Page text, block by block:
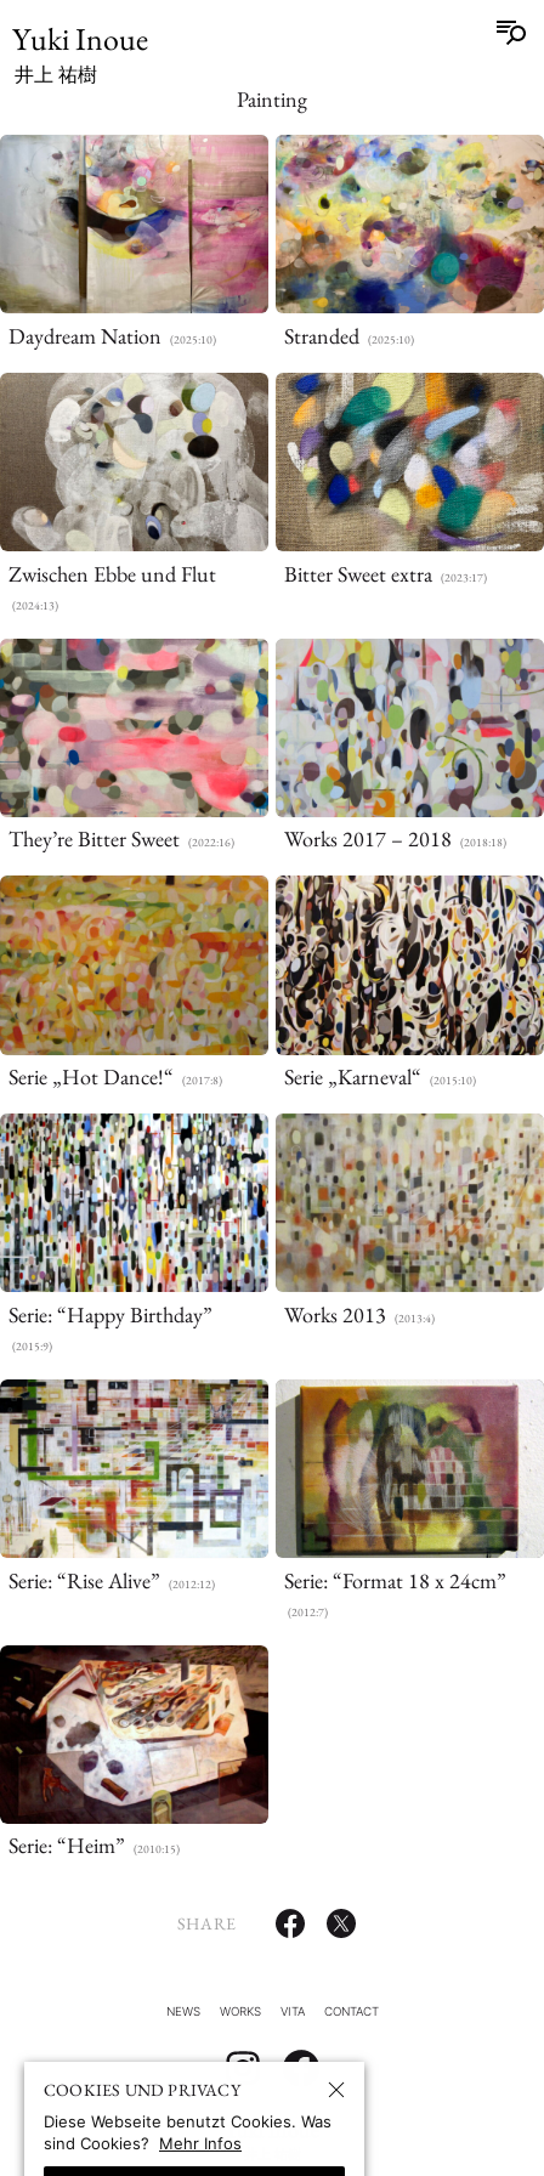
Yuki Inoue
井上 祐樹
Yuki Inoue
井上 祐樹
PRIVACY POLICY
Painting
Daydream Nation (2025:10) Stranded (2025:10)
Zwischen Ebbe und Flut
(2024:13)
Bitter Sweet extra (2023:17)
They’re Bitter Sweet (2022:16) Works 2017 – 2018 (2018:18)
Serie „Hot Dance!“ (2017:8) Serie „Karneval“ (2015:10)
Serie: “Happy Birthday”
(2015:9)
Works 2013 (2013:4)
Serie: “Rise Alive” (2012:12) Serie: “Format 18 x 24cm”
(2012:7)
Serie: “Heim” (2010:15)
SHARE
NEWS WORKS VITA CONTACT
Yuki Inoue
COOKIES UND PRIVACY
Diese Webseite benutzt Cookies. Was
sind Cookies?
Mehr Infos